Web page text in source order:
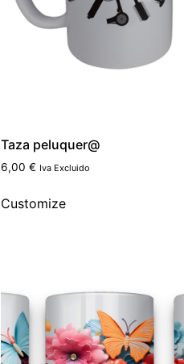
Taza peluquer@
6,00€ Iva Excluido
Customize